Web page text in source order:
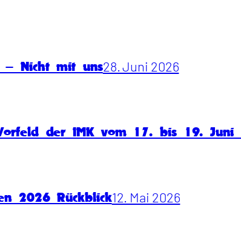
– Nicht mit uns28. Juni 2026
der IMK vom 17. bis 19. Juni
2026 Rückblick12. Mai 2026